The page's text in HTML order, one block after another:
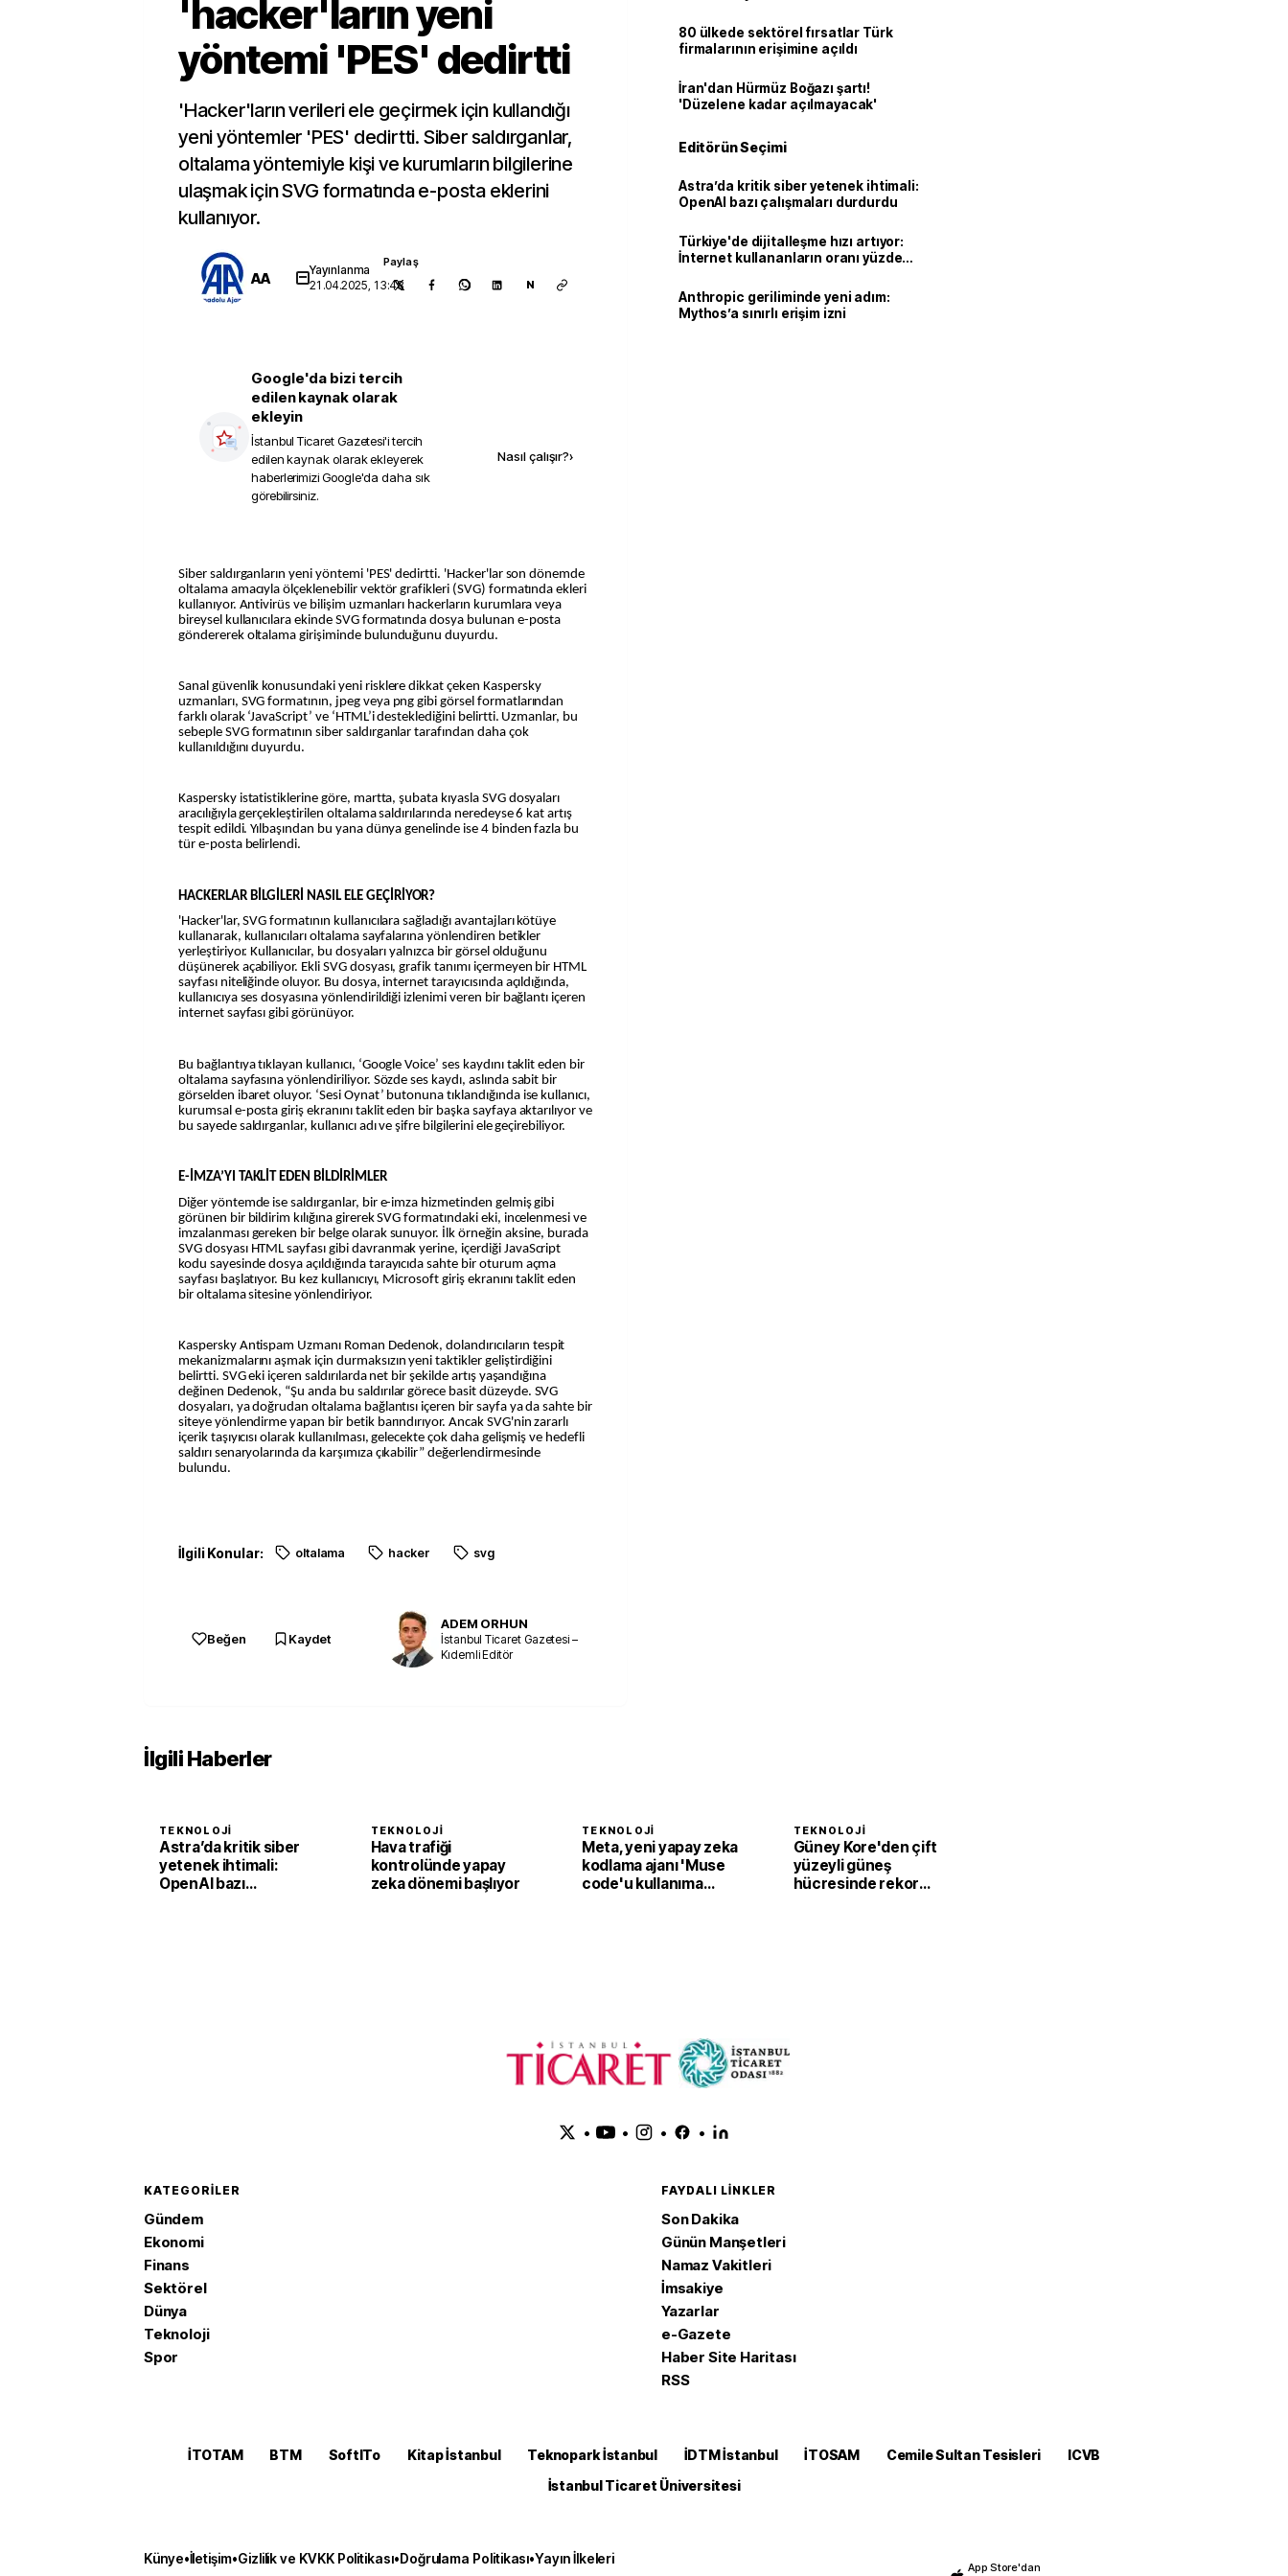
'hacker'ların yeni
yöntemi 'PES' dedirtti
'Hacker'ların verileri ele geçirmek için kullandığı
yeni yöntemler 'PES' dedirtti. Siber saldırganlar,
oltalama yöntemiyle kişi ve kurumların bilgilerine
ulaşmak için SVG formatında e-posta eklerini
kullanıyor.
AA
Yayınlanma
21.04.2025, 13:48
Paylaş
N
Google'da bizi tercih
edilen kaynak olarak
ekleyin
İstanbul Ticaret Gazetesi'i tercih
edilen kaynak olarak ekleyerek
haberlerimizi Google'da daha sık
görebilirsiniz.
Nasıl çalışır?›
Siber saldırganların yeni yöntemi 'PES' dedirtti. 'Hacker'lar son dönemde
oltalama amacıyla ölçeklenebilir vektör grafikleri (SVG) formatında ekleri
kullanıyor. Antivirüs ve bilişim uzmanları hackerların kurumlara veya
bireysel kullanıcılara ekinde SVG formatında dosya bulunan e-posta
göndererek oltalama girişiminde bulunduğunu duyurdu.
Sanal güvenlik konusundaki yeni risklere dikkat çeken Kaspersky
uzmanları, SVG formatının, jpeg veya png gibi görsel formatlarından
farklı olarak ‘JavaScript’ ve ‘HTML’i desteklediğini belirtti. Uzmanlar, bu
sebeple SVG formatının siber saldırganlar tarafından daha çok
kullanıldığını duyurdu.
Kaspersky istatistiklerine göre, martta, şubata kıyasla SVG dosyaları
aracılığıyla gerçekleştirilen oltalama saldırılarında neredeyse 6 kat artış
tespit edildi. Yılbaşından bu yana dünya genelinde ise 4 binden fazla bu
tür e-posta belirlendi.
HACKERLAR BİLGİLERİ NASIL ELE GEÇİRİYOR?
'Hacker'lar, SVG formatının kullanıcılara sağladığı avantajları kötüye
kullanarak, kullanıcıları oltalama sayfalarına yönlendiren betikler
yerleştiriyor. Kullanıcılar, bu dosyaları yalnızca bir görsel olduğunu
düşünerek açabiliyor. Ekli SVG dosyası, grafik tanımı içermeyen bir HTML
sayfası niteliğinde oluyor. Bu dosya, internet tarayıcısında açıldığında,
kullanıcıya ses dosyasına yönlendirildiği izlenimi veren bir bağlantı içeren
internet sayfası gibi görünüyor.
Bu bağlantıya tıklayan kullanıcı, ‘Google Voice’ ses kaydını taklit eden bir
oltalama sayfasına yönlendiriliyor. Sözde ses kaydı, aslında sabit bir
görselden ibaret oluyor. ‘Sesi Oynat’ butonuna tıklandığında ise kullanıcı,
kurumsal e-posta giriş ekranını taklit eden bir başka sayfaya aktarılıyor ve
bu sayede saldırganlar, kullanıcı adı ve şifre bilgilerini ele geçirebiliyor.
E-İMZA’YI TAKLİT EDEN BİLDİRİMLER
Diğer yöntemde ise saldırganlar, bir e-imza hizmetinden gelmiş gibi
görünen bir bildirim kılığına girerek SVG formatındaki eki, incelenmesi ve
imzalanması gereken bir belge olarak sunuyor. İlk örneğin aksine, burada
SVG dosyası HTML sayfası gibi davranmak yerine, içerdiği JavaScript
kodu sayesinde dosya açıldığında tarayıcıda sahte bir oturum açma
sayfası başlatıyor. Bu kez kullanıcıyı, Microsoft giriş ekranını taklit eden
bir oltalama sitesine yönlendiriyor.
Kaspersky Antispam Uzmanı Roman Dedenok, dolandırıcıların tespit
mekanizmalarını aşmak için durmaksızın yeni taktikler geliştirdiğini
belirtti. SVG eki içeren saldırılarda net bir şekilde artış yaşandığına
değinen Dedenok, “Şu anda bu saldırılar görece basit düzeyde. SVG
dosyaları, ya doğrudan oltalama bağlantısı içeren bir sayfa ya da sahte bir
siteye yönlendirme yapan bir betik barındırıyor. Ancak SVG'nin zararlı
içerik taşıyıcısı olarak kullanılması, gelecekte çok daha gelişmiş ve hedefli
saldırı senaryolarında da karşımıza çıkabilir” değerlendirmesinde
bulundu.
İlgili Konular: oltalama hacker svg
Beğen Kaydet
ADEM ORHUN
İstanbul Ticaret Gazetesi –
Kıdemli Editör
80 ülkede sektörel fırsatlar Türk
firmalarının erişimine açıldı
İran'dan Hürmüz Boğazı şartı!
'Düzelene kadar açılmayacak'
Editörün Seçimi
Astra’da kritik siber yetenek ihtimali:
OpenAI bazı çalışmaları durdurdu
Türkiye'de dijitalleşme hızı artıyor:
İnternet kullananların oranı yüzde
Anthropic geriliminde yeni adım:
Mythos’a sınırlı erişim izni
İlgili Haberler
TEKNOLOJI
Astra’da kritik siber
yetenek ihtimali:
OpenAI bazı
TEKNOLOJI
Hava trafiği
kontrolünde yapay
zeka dönemi başlıyor
TEKNOLOJI
Meta, yeni yapay zeka
kodlama ajanı 'Muse
code'u kullanıma
TEKNOLOJI
Güney Kore'den çift
yüzeyli güneş
hücresinde rekor
• • • •
KATEGORILER
Gündem
Ekonomi
Finans
Sektörel
Dünya
Teknoloji
Spor
FAYDALI LINKLER
Son Dakika
Günün Manşetleri
Namaz Vakitleri
İmsakiye
Yazarlar
e-Gazete
Haber Site Haritası
RSS
İTOTAM BTM SoftITo Kitap İstanbul Teknopark İstanbul İDTM İstanbul İTOSAM Cemile Sultan Tesisleri
ICVB
İstanbul Ticaret Üniversitesi
Künye•İletişim•Gizlilik ve KVKK Politikası•Doğrulama Politikası•Yayın İlkeleri
App Store'dan